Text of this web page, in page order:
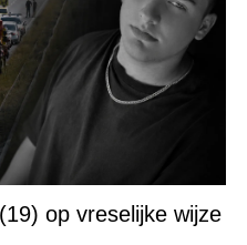
op vreselijke wijze